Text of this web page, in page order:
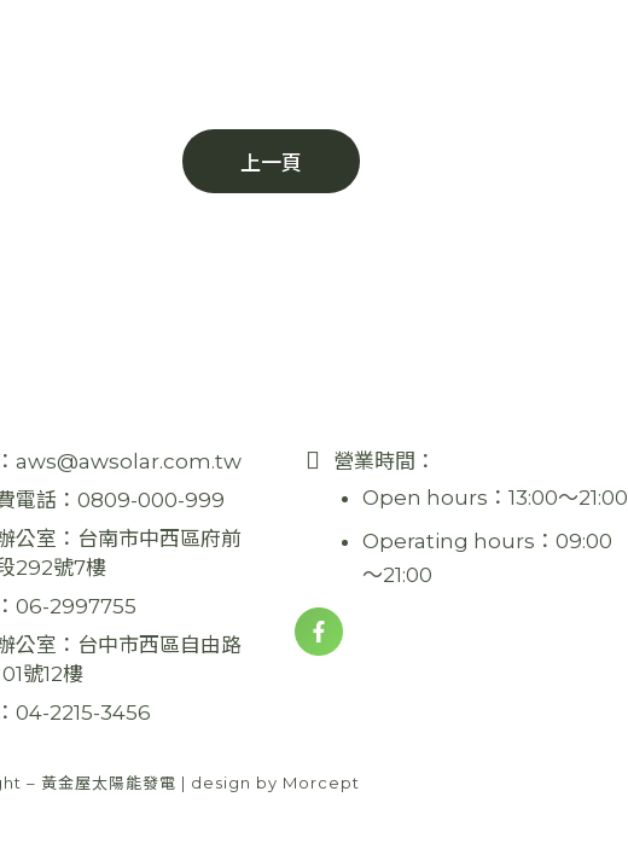
上一頁
aws@awsolar.com.tw
電話： 0809-000-999
公室： 台南市中西區府前
292號7樓
06-2997755
公室： 台中市西區自由路
號12樓
04-2215-3456
營業時間：
Open hours：13:00～21:00
Operating hours：09:00
～21:00
– 黃金屋太陽能發電 | design by Morcept